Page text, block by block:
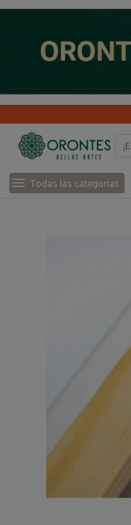
Todas las categorías